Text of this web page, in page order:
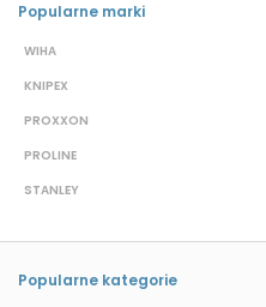
Popularne marki
WIHA
KNIPEX
PROXXON
PROLINE
STANLEY
Popularne kategorie